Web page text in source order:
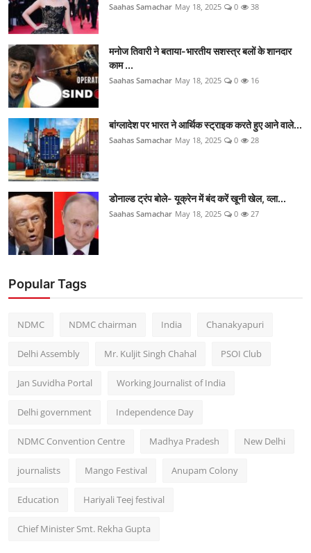
Saahas Samachar May 18, 2025 0 38
मनोज तिवारी ने बताया-भारतीय सशस्त्र बलों के शानदार
काम ...
Saahas Samachar May 18, 2025 0 16
बांग्लादेश पर भारत ने आर्थिक स्ट्राइक करते हुए आने वाले...
Saahas Samachar May 18, 2025 0 28
डोनाल्ड ट्रंप बोले- यूक्रेन में बंद करें खूनी खेल, व्ला...
Saahas Samachar May 18, 2025 0 27
Popular Tags
NDMC NDMC chairman India Chanakyapuri
Delhi Assembly Mr. Kuljit Singh Chahal PSOI Club
Jan Suvidha Portal Working Journalist of India
Delhi government Independence Day
NDMC Convention Centre Madhya Pradesh New Delhi
journalists Mango Festival Anupam Colony
Education Hariyali Teej festival
Chief Minister Smt. Rekha Gupta